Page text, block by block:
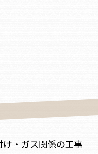
・ガス関係の工事